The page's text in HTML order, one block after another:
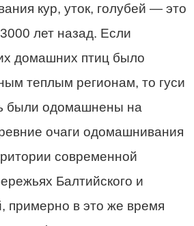
кур, уток, голубей — это
лет назад. Если
домашних птиц было
теплым регионам, то гуси
были одомашнены на
очаги одомашнивания
современной
Балтийского и
примерно в это же время